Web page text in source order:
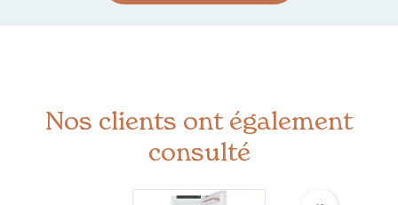
Nos clients ont également
consulté